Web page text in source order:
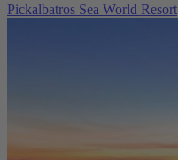
Pickalbatros Sea World Resort